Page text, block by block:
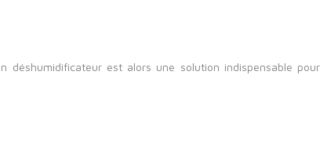
déshumidificateur est alors une solution indispensable pour